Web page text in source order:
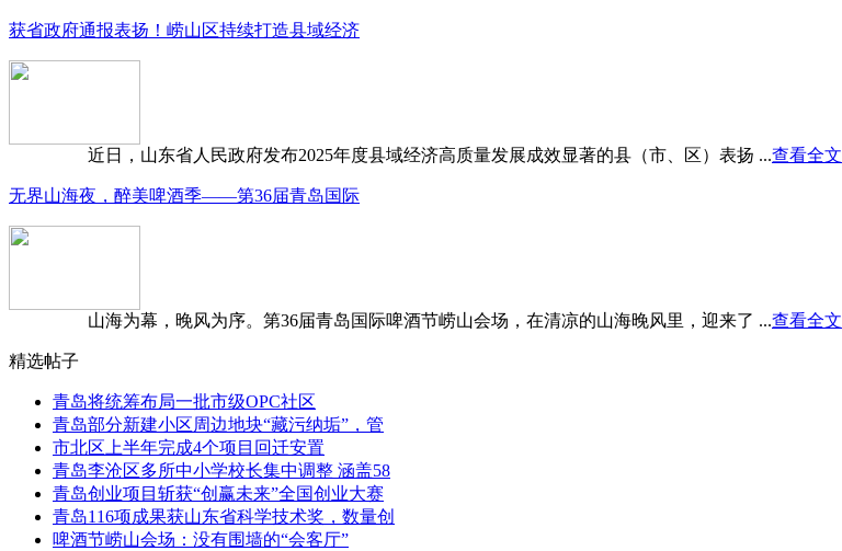
获省政府通报表扬！崂山区持续打造县域经济
近日，山东省人民政府发布2025年度县域经济高质量发展成效显著的县（市、区）表扬 ...查看全文
无界山海夜，醉美啤酒季——第36届青岛国际
山海为幕，晚风为序。第36届青岛国际啤酒节崂山会场，在清凉的山海晚风里，迎来了 ...查看全文
精选帖子
青岛将统筹布局一批市级OPC社区
青岛部分新建小区周边地块“藏污纳垢”，管
市北区上半年完成4个项目回迁安置
青岛李沧区多所中小学校长集中调整 涵盖58
青岛创业项目斩获“创赢未来”全国创业大赛
青岛116项成果获山东省科学技术奖，数量创
啤酒节崂山会场：没有围墙的“会客厅”